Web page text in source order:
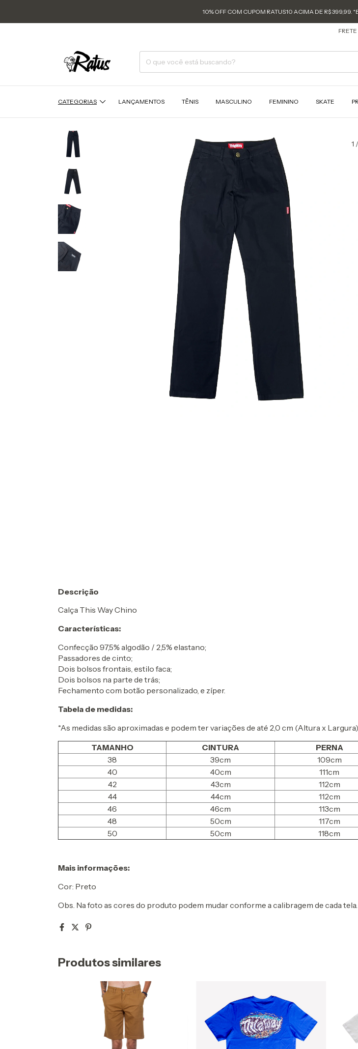
10% OFF COM CUPOM RATUS10 ACIMA DE R$ 399,99.
FRETE
CATEGORIAS LANÇAMENTOS TÊNIS MASCULINO FEMININO SKATE
1 /
Descrição
Calça This Way Chino
Características:
Confecção 97,5% algodão / 2,5% elastano;
Passadores de cinto;
Dois bolsos frontais, estilo faca;
Dois bolsos na parte de trás;
Fechamento com botão personalizado, e zíper.
Tabela de medidas:
*As medidas são aproximadas e podem ter variações de até 2,0 cm (Altura x
TAMANHO
CINTURA
PERNA
38
39cm
109cm
40
40cm
111cm
42
43cm
112cm
44
44cm
112cm
46
46cm
113cm
48
50cm
117cm
50
50cm 118cm
Mais informações:
Cor: Preto
Obs. Na foto as cores do produto podem mudar conforme a calibragem de cada tela.
Produtos similares